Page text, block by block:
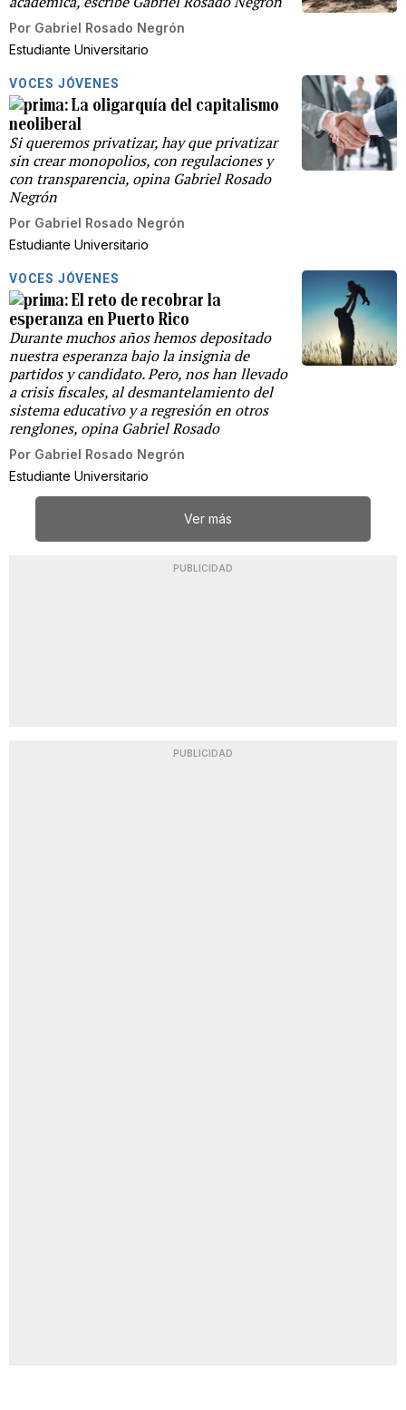
Por Gabriel Rosado Negrón
Estudiante Universitario
VOCES JÓVENES
La oligarquía del capitalismo
neoliberal
Si queremos privatizar, hay que privatizar
sin crear monopolios, con regulaciones y
con transparencia, opina Gabriel Rosado
Negrón
Por Gabriel Rosado Negrón
Estudiante Universitario
VOCES JÓVENES
El reto de recobrar la
esperanza en Puerto Rico
Durante muchos años hemos depositado
nuestra esperanza bajo la insignia de
partidos y candidato. Pero, nos han llevado
a crisis fiscales, al desmantelamiento del
sistema educativo y a regresión en otros
renglones, opina Gabriel Rosado
Por Gabriel Rosado Negrón
Estudiante Universitario
Ver más
PUBLICIDAD
PUBLICIDAD